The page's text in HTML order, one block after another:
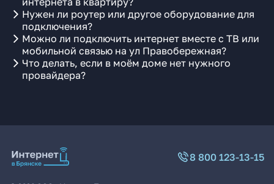
Нужен ли роутер или другое оборудование для
подключения?
Можно ли подключить интернет вместе с ТВ или
мобильной связью на ул Правобережная?
Что делать, если в моём доме нет нужного
провайдера?
8 800 123-13-15